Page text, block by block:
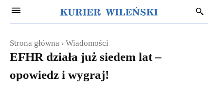
Strona główna Wiadomości
EFHR działa już siedem lat –
opowiedz i wygraj!